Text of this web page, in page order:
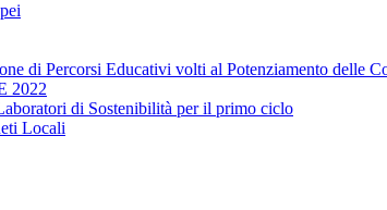
di Percorsi Educativi volti al Potenziamento delle
2022
di Sostenibilità per il primo ciclo
Locali